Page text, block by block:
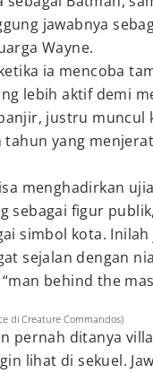
jawabnya
Wayne.
ia mencoba
lebih aktif demi
justru muncul
yang
menghadirkan
sebagai figur
simbol kota.
sejalan dengan
behind the
di Creature Commandos)
pernah ditanya
lihat di sekuel.